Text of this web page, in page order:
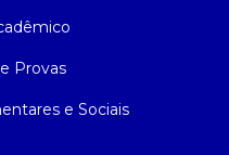
Provas
e Sociais